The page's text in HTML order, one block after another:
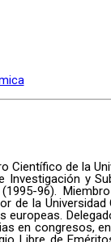
de la
y
96).
la
en congresos,